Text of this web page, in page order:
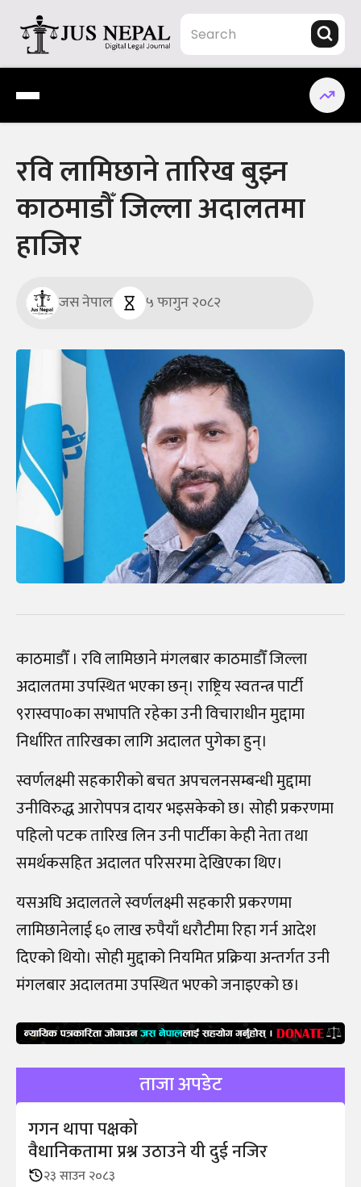
content
Jus Nepal | www.jusnepal.com
Digital Legal Journal
रवि लामिछाने तारिख बुझ्न
काठमाडौँ जिल्ला अदालतमा
हाजिर
जस नेपाल ५ फागुन २०८२
काठमाडौँ । रवि लामिछाने मंगलबार काठमाडौँ जिल्ला
अदालतमा उपस्थित भएका छन्। राष्ट्रिय स्वतन्त्र पार्टी
९रास्वपा०का सभापति रहेका उनी विचाराधीन मुद्दामा
निर्धारित तारिखका लागि अदालत पुगेका हुन्।
स्वर्णलक्ष्मी सहकारीको बचत अपचलनसम्बन्धी मुद्दामा
उनीविरुद्ध आरोपपत्र दायर भइसकेको छ। सोही प्रकरणमा
पहिलो पटक तारिख लिन उनी पार्टीका केही नेता तथा
समर्थकसहित अदालत परिसरमा देखिएका थिए।
यसअघि अदालतले स्वर्णलक्ष्मी सहकारी प्रकरणमा
लामिछानेलाई ६० लाख रुपैयाँ धरौटीमा रिहा गर्न आदेश
दिएको थियो। सोही मुद्दाको नियमित प्रक्रिया अन्तर्गत उनी
मंगलबार अदालतमा उपस्थित भएको जनाइएको छ।
ताजा अपडेट
गगन थापा पक्षको
वैधानिकतामा प्रश्न उठाउने यी दुई नजिर
२३ साउन २०८३